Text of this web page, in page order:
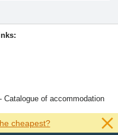
Catalogue of accommodation
cheapest?